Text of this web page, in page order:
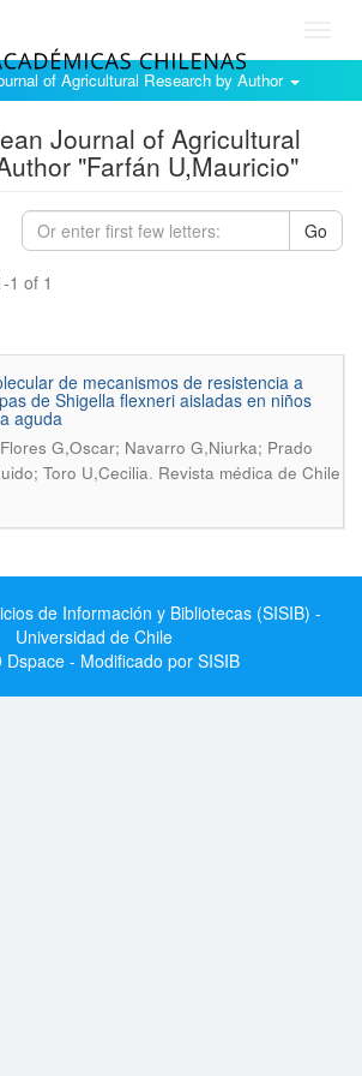
of Agricultural Research by Author
Journal of Agricultural
"Farfán U,Mauricio"
Go
1 of 1
de mecanismos de resistencia a
de Shigella flexneri aisladas en niños
aguda
G,Oscar; Navarro G,Niurka; Prado
Toro U,Cecilia. Revista médica de Chile
de Información y Bibliotecas (SISIB) -
Universidad de Chile
- Modificado por SISIB